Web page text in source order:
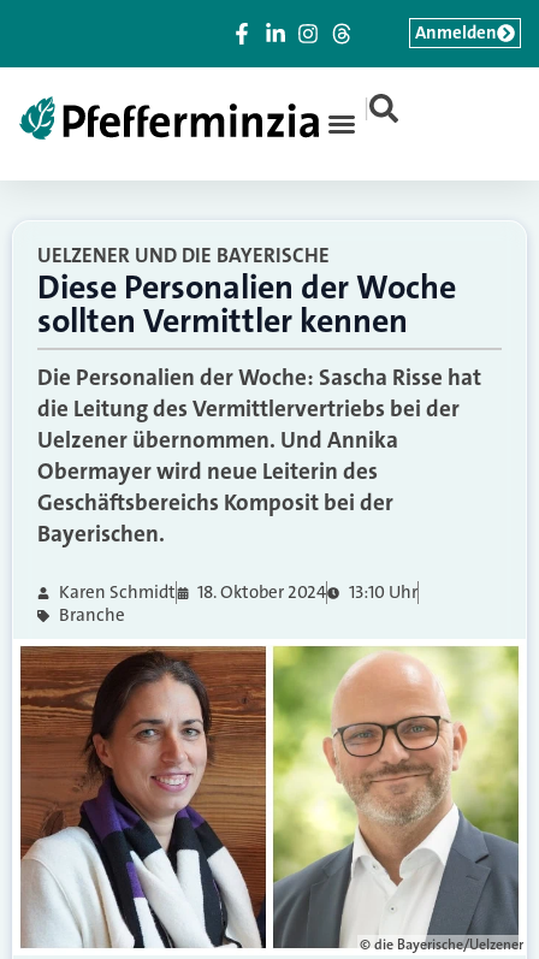
|
Anmelden
UELZENER UND DIE BAYERISCHE
Diese Personalien der Woche
sollten Vermittler kennen
Die Personalien der Woche: Sascha Risse hat
die Leitung des Vermittlervertriebs bei der
Uelzener übernommen. Und Annika
Obermayer wird neue Leiterin des
Geschäftsbereichs Komposit bei der
Bayerischen.
Karen Schmidt 18. Oktober 2024
13:10 Uhr
Branche
© die Bayerische/Uelzener